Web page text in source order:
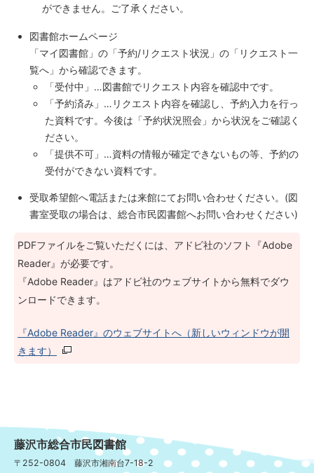
ができません。ご了承ください。
図書館ホームページ
「マイ図書館」の「予約/リクエスト状況」の「リクエスト一
覧へ」から確認できます。
「受付中」…図書館でリクエスト内容を確認中です。
「予約済み」…リクエスト内容を確認し、予約入力を行っ
た資料です。今後は「予約状況照会」から状況をご確認く
ださい。
「提供不可」…資料の情報が確定できないもの等、予約の
受付ができない資料です。
受取希望館へ電話または来館にてお問い合わせください。(図
書室受取の場合は、総合市民図書館へお問い合わせください)
PDFファイルをご覧いただくには、アドビ社のソフト『Adobe
Reader』が必要です。
『Adobe Reader』はアドビ社のウェブサイトから無料でダウ
ンロードできます。
『Adobe Reader』のウェブサイトへ（新しいウィンドウが開
きます）
藤沢市総合市民図書館
〒252-0804 藤沢市湘南台7-18-2